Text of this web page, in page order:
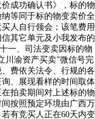
成功确认书》，标的物
等同于标的物变卖价全
人自行领会；该笔费用
其它单元及小我发布的
一、司法变卖因标的物
川渝资产买卖”微信号完
费依关法令、行规的各
、展现看样的时间取体
拍卖期间对上述标的物
按照预定环境由广西万
有竞买人正在60天内变